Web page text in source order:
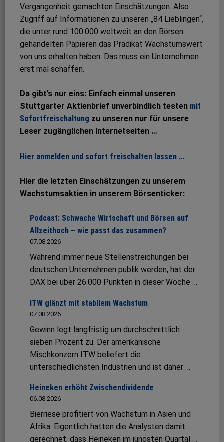
Vergangenheit gemachten Einschätzungen. Also
Zugriff auf Informationen zu unseren „84 Lieblingen“,
die unter rund 100.000 weltweit an den Börsen
gehandelten Papieren das Prädikat Wachstumswert
von uns erhalten haben. Das muss ein Unternehmen
erst mal schaffen.
Da gibt’s nur eins: Einfach einmal unseren
Stuttgarter Aktienbrief unverbindlich testen mit
Sofortfreischaltung zu unseren nur für unsere
Leser zugänglichen Internetseiten …
Hier anmelden und sofort freischalten lassen …
Hier die letzten Einschätzungen zu unserem
Wachstumsaktien in unserem Börsenticker:
Podcast: Schwache Wirtschaft und Börsen auf
Allzeithoch – wie passt das zusammen?
07.08.2026
Während immer neue Stellenstreichungen bei
deutschen Unternehmen publik werden, hat der
DAX bei über 26.000 Punkten in dieser Woche …
ITW glänzt mit stabilem Wachstum
07.08.2026
Gewinn legt langfristig um durchschnittlich
sieben Prozent zu. Der amerikanische
Mischkonzern ITW beliefert die
unterschiedlichsten Industrien und ist daher …
Heineken erhöht Zwischendividende
06.08.2026
Bierriese profitiert von Wachstum in Asien und
Afrika. Eigentlich hatten die Analysten damit
gerechnet, dass Heineken im jüngsten Quartal …